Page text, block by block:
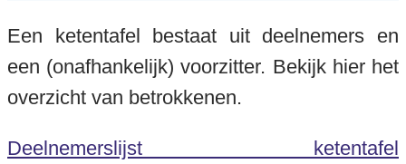
Een ketentafel bestaat uit deelnemers en
een (onafhankelijk) voorzitter. Bekijk hier het
overzicht van betrokkenen.
Deelnemerslijst ketentafel